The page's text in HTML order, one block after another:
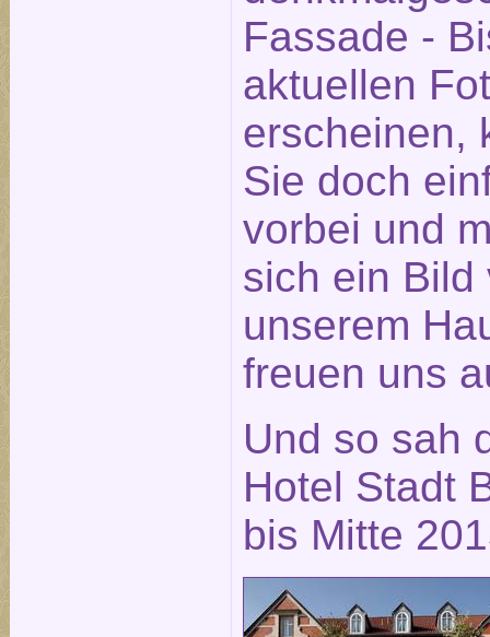
Fassade -
aktuellen
erscheinen,
Sie doch
vorbei und
sich ein Bild
unserem
freuen uns
Und so sah
Hotel Stadt
bis Mitte